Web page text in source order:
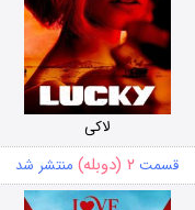
لاکی
قسمت ۲ (دوبله) منتشر شد